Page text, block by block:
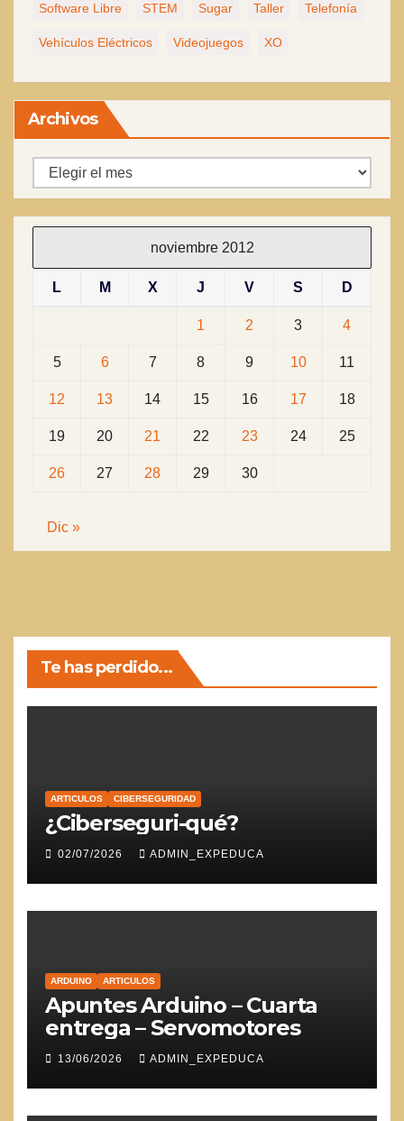
Software Libre STEM Sugar Taller Telefonía
Vehículos Eléctricos Videojuegos XO
Archivos
Archivos
noviembre 2012
L M X J V S D
1 2 3 4
5 6 7 8 9 10 11
12 13 14 15 16 17 18
19 20 21 22 23 24 25
26 27 28 29 30
Dic »
Te has perdido...
ARTICULOS CIBERSEGURIDAD
¿Ciberseguri-qué?
02/07/2026 ADMIN_EXPEDUCA
ARDUINO ARTICULOS
Apuntes Arduino – Cuarta
entrega – Servomotores
13/06/2026 ADMIN_EXPEDUCA